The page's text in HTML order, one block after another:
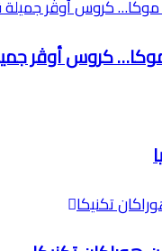
كروس أوڤر